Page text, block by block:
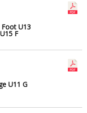
Foot U13
F
U11 G